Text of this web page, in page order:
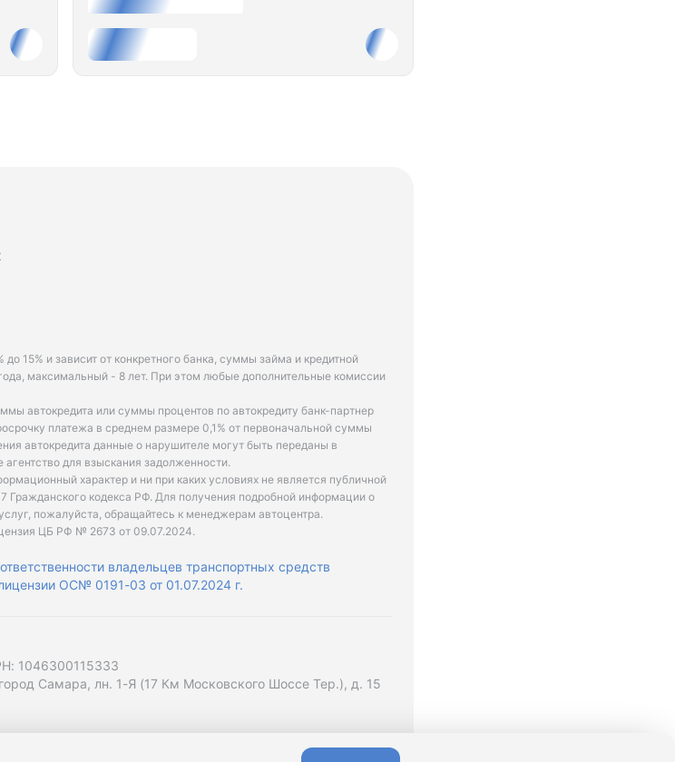
до 15% и зависит от конкретного банка, суммы займа и кредитной
максимальный - 8 лет. При этом любые дополнительные комиссии
автокредита или суммы процентов по автокредиту банк-партнер
платежа в среднем размере 0,1% от первоначальной суммы
автокредита данные о нарушителе могут быть переданы в
для взыскания задолженности.
характер и ни при каких условиях не является публичной
кодекса РФ. Для получения подробной информации о
пожалуйста, обращайтесь к менеджерам автоцентра.
ЦБ РФ № 2673 от 09.07.2024.
владельцев транспортных средств
ОС№ 0191-03 от 01.07.2024 г.
1046300115333
Самара, лн. 1-Я (17 Км Московского Шоссе Тер.), д. 15